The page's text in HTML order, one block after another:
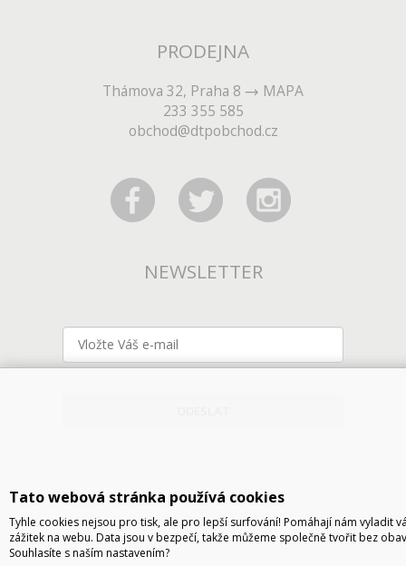
PRODEJNA
Thámova 32, Praha 8
MAPA
233 355 585
obchod@dtpobchod.cz
NEWSLETTER
Tato webová stránka používá cookies
Tyhle cookies nejsou pro tisk, ale pro lepší surfování! Pomáhají nám vyladit
zážitek na webu. Data jsou v bezpečí, takže můžeme společně tvořit bez
Souhlasíte s naším nastavením?